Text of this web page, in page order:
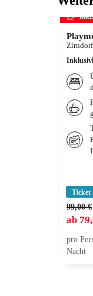
Ticket
99,00 €
ab
pro
Nacht